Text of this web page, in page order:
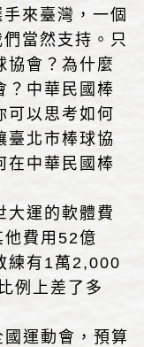
來臺灣，一個
當然支持。只
協會？為什麼
？中華民國棒
可以思考如何
臺北市棒球協
在中華民國棒
運的軟體費
費用52億
練有1萬2,000
例上差了多
運動會，預算